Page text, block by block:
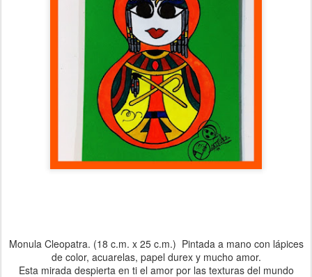
Monula Cleopatra. (18 c.m. x 25 c.m.) Pintada a mano con lápices
de color, acuarelas, papel durex y mucho amor.
Esta mirada despierta en ti el amor por las texturas del mundo